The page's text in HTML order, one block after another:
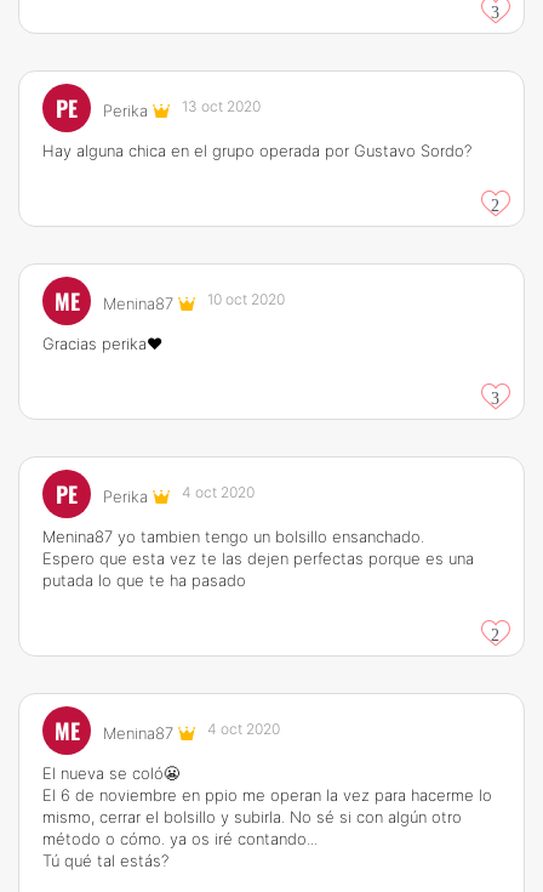
3
PE Perika 13 oct 2020
Hay alguna chica en el grupo operada por Gustavo Sordo?
2
ME Menina87 10 oct 2020
Gracias perika❤️
3
PE Perika 4 oct 2020
Menina87 yo tambien tengo un bolsillo ensanchado.
Espero que esta vez te las dejen perfectas porque es una
putada lo que te ha pasado
2
ME Menina87 4 oct 2020
El nueva se coló😬
El 6 de noviembre en ppio me operan la vez para hacerme lo
mismo, cerrar el bolsillo y subirla. No sé si con algún otro
método o cómo. ya os iré contando...
Tú qué tal estás?